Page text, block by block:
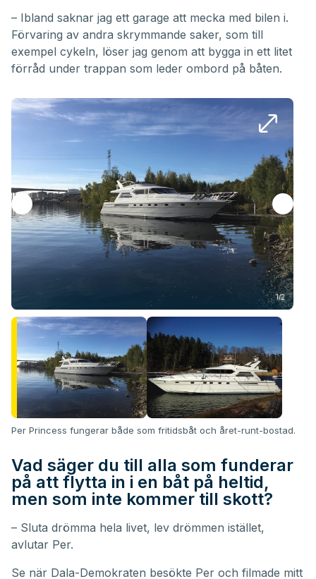
– Ibland saknar jag ett garage att mecka med bilen i.
Förvaring av andra skrymmande saker, som till
exempel cykeln, löser jag genom att bygga in ett litet
förråd under trappan som leder ombord på båten.
1/2
Per Princess fungerar både som fritidsbåt och året-runt-bostad.
Vad säger du till alla som funderar
på att flytta in i en båt på heltid,
men som inte kommer till skott?
– Sluta drömma hela livet, lev drömmen istället,
avlutar Per.
Se när Dala-Demokraten besökte Per och filmade mitt